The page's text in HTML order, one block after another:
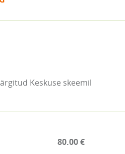
Keskuse skeemil
80.00 €